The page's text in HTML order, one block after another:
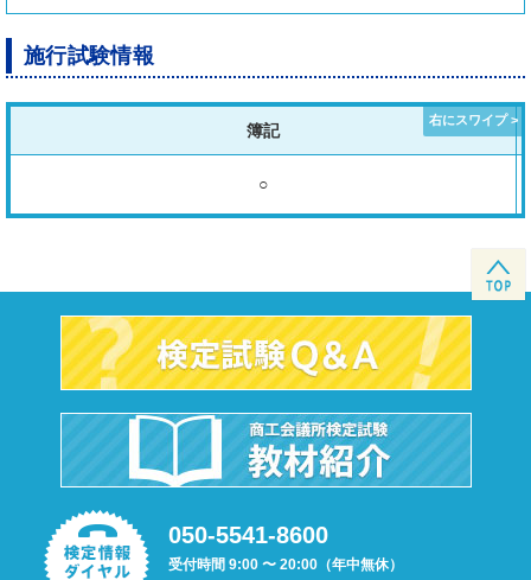
施行試験情報
簿記
○
050-5541-8600
受付時間 9:00 〜 20:00（年中無休）